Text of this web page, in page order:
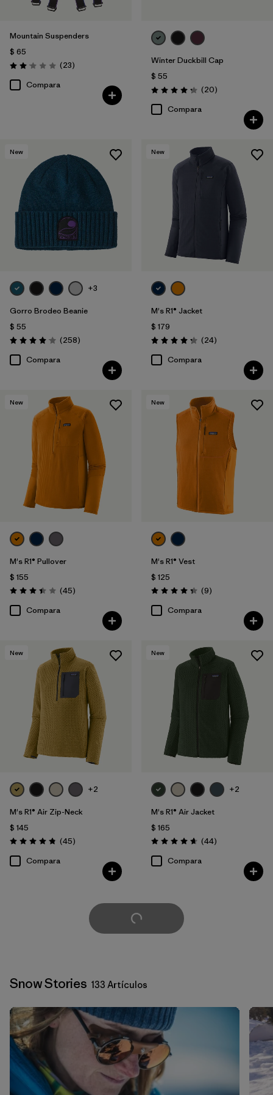
Mountain Suspenders
$ 65
Valoración: 2.0 / 5
(23Comentarios
)
Compara
Winter Duckbill Cap
$ 55
Valoración: 4.3 / 5
(20Comentarios
)
Compara
New
+3
Gorro Brodeo Beanie
$ 55
Valoración: 4.1 / 5
(258Comentarios
)
Compara
New
M's R1® Jacket
$ 179
Valoración: 4.3 / 5
(24Comentarios
)
Compara
New
M's R1® Pullover
$ 155
Valoración: 3.4 / 5
(45Comentarios
)
Compara
New
M's R1® Vest
$ 125
Valoración: 4.3 / 5
(9Comentarios
)
Compara
New
+2
M's R1® Air Zip-Neck
$ 145
Valoración: 4.9 / 5
(45Comentarios
)
Compara
New
+2
M's R1® Air Jacket
$ 165
Valoración: 4.7 / 5
(44Comentarios
)
Compara
Cargar Más
Snow Stories 133 Artículos